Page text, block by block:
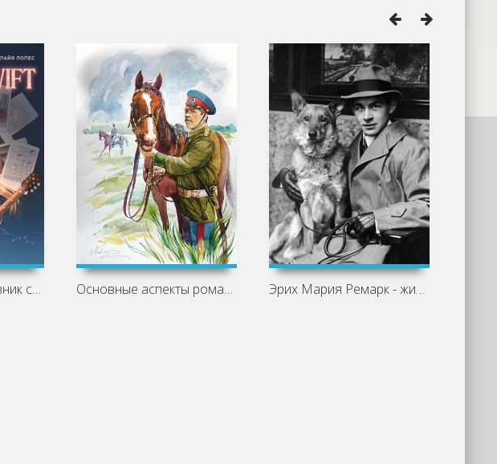
Тейлор Свифт. Дневник свифти - Маркос Основные аспекты романа «Казачий крест» Эрих Мария Ремарк - жизнь и творчество